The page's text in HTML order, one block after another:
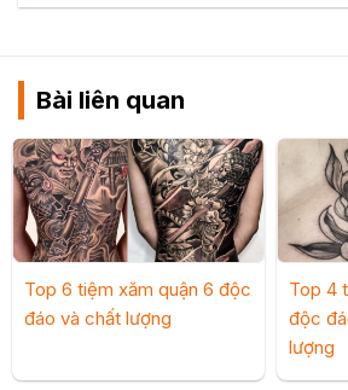
Bài liên quan
Top 6 tiệm xăm quận 6 độc
đáo và chất lượng
Top 4
độc
lượng